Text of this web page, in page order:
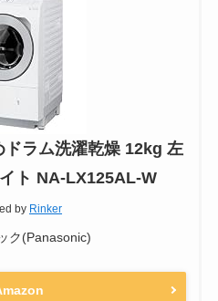
ラム洗濯乾燥 12kg 左
ト NA-LX125AL-W
by Rinker
ク(Panasonic)